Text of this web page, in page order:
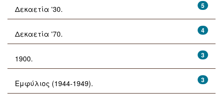
5
Δεκαετία '30.
4
Δεκαετία '70.
3
1900.
3
Εμφύλιος (1944-1949).